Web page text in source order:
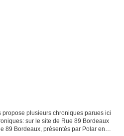
plusieurs chroniques parues ici
sur le site de Rue 89 Bordeaux
89 Bordeaux, présentés par Polar en